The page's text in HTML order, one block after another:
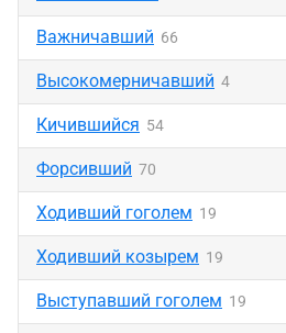
Важничавший 66
Высокомерничавший 4
Кичившийся 54
Форсивший 70
Ходивший гоголем 19
Ходивший козырем 19
Выступавший гоголем 19